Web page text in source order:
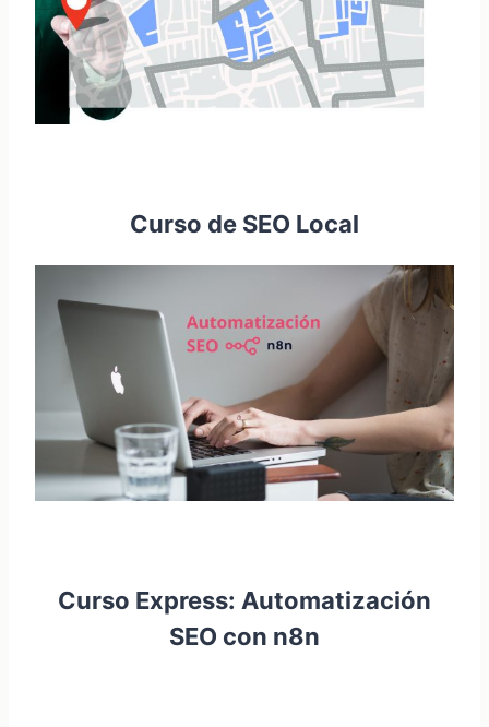
Curso de SEO Local
Curso Express: Automatización
SEO con n8n